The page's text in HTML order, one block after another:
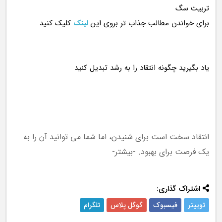
تربیت سگ
برای خواندن مطالب جذاب تر بروی اینلینک کلیک کنید
انتقاد سخت است برای شنیدن، اما شما می توانید آن را به
یک فرصت برای بهبود. -بیشتر-
اشتراک گذاری:
توییتر فیسبوک گوگل پلاس تلگرام